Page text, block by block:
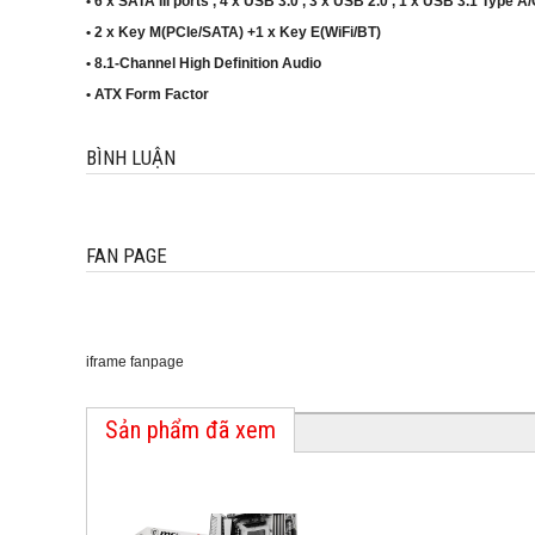
• 2 x Key M(PCIe/SATA) +1 x Key E(WiFi/BT)
• 8.1-Channel High Definition Audio
• ATX Form Factor
BÌNH LUẬN
FAN PAGE
iframe fanpage
Sản phẩm đã xem